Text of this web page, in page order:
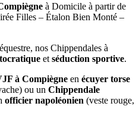
à Domicile à partir de
Filles – Étalon Bien Monté –
nos Chippendales à
et séduction sportive.
à Compiègne en écuyer torse
ou un Chippendale
officier napoléonien (veste rouge,